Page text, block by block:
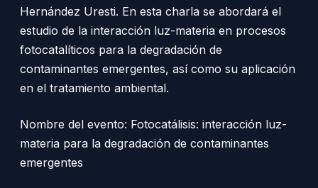
Hernández Uresti. En esta charla se abordará el
estudio de la interacción luz-materia en procesos
fotocatalíticos para la degradación de
contaminantes emergentes, así como su aplicación
en el tratamiento ambiental.
Nombre del evento: Fotocatálisis: interacción luz-
materia para la degradación de contaminantes
emergentes